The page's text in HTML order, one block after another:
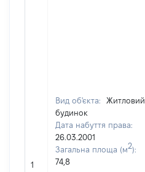
1
Вид об'єкта:
Житловий
будинок
Дата набуття права:
26.03.2001
Загальна площа (м2):
74,8